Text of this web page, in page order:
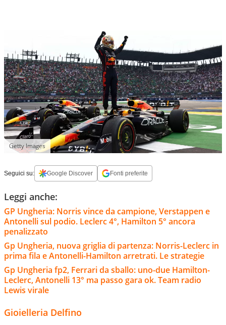
Getty Images
Seguici su: Google Discover Fonti preferite
Leggi anche:
GP Ungheria: Norris vince da campione, Verstappen e
Antonelli sul podio. Leclerc 4°, Hamilton 5° ancora
penalizzato
Gp Ungheria, nuova griglia di partenza: Norris-Leclerc in
prima fila e Antonelli-Hamilton arretrati. Le strategie
Gp Ungheria fp2, Ferrari da sballo: uno-due Hamilton-
Leclerc, Antonelli 13° ma passo gara ok. Team radio
Lewis virale
Gioielleria Delfino